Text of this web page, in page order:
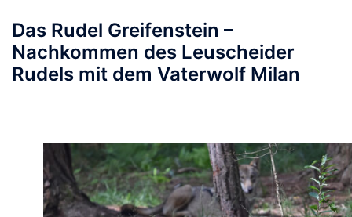
Das Rudel Greifenstein –
Nachkommen des Leuscheider
Rudels mit dem Vaterwolf Milan